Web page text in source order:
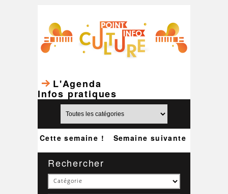
L'Agenda
Infos pratiques
Semaine suivante
Cette semaine !
Rechercher